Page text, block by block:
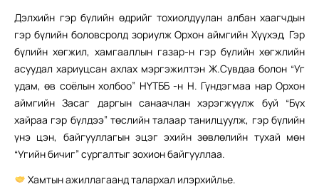
Дэлхийн гэр бүлийн өдрийг тохиолдуулан албан хаагчдын
гэр бүлийн боловсролд зориулж Орхон аймгийн Хүүхэд, Гэр
бүлийн хөгжил, хамгааллын газар-н гэр бүлийн хөгжлийн
асуудал хариуцсан ахлах мэргэжилтэн Ж.Сувдаа болон “Уг
удам, өв соёлын холбоо” НҮТББ -н Н. Гүндэгмаа нар Орхон
аймгийн Засаг даргын санаачлан хэрэгжүүлж буй “Бүх
хайраа гэр бүлдээ” төслийн талаар танилцуулж, гэр бүлийн
үнэ цэн, байгууллагын эцэг эхийн зөвлөлийн тухай мөн
“Угийн бичиг” сургалтыг зохион байгууллаа.
Хамтын ажиллагаанд талархал илэрхийлье.